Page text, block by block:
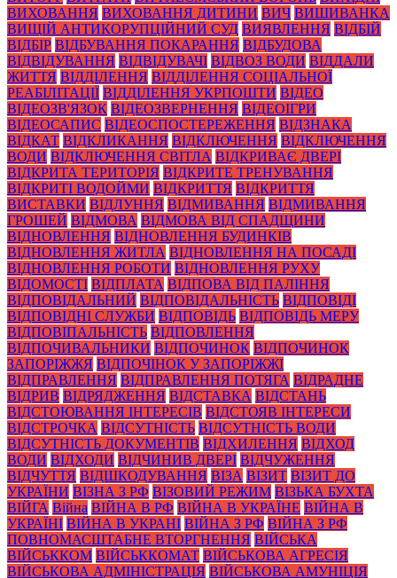
ВИХОВАННЯ ВИХОВАННЯ ДИТИНИ ВИЧ ВИШИВАНКА
ВИЩІЙ АНТИКОРУПЦІЙНИЙ СУД ВИЯВЛЕННЯ ВІДБІЙ
ВІДБІР ВІДБУВАННЯ ПОКАРАННЯ ВІДБУДОВА
ВІДВІДУВАННЯ ВІДВІДУВАЧІ ВІДВОЗ ВОДИ ВІДДАЛИ
ЖИТТЯ ВІДДІЛЕННЯ ВІДДІЛЕННЯ СОЦІАЛЬНОЇ
РЕАБІЛІТАЦІЇ ВІДДІЛЕННЯ УКРПОШТИ ВІДЕО
ВІДЕОЗВ'ЯЗОК ВІДЕОЗВЕРНЕННЯ ВІДЕОІГРИ
ВІДЕОСАПИС ВІДЕОСПОСТЕРЕЖЕННЯ ВІДЗНАКА
ВІДКАТ ВІДКЛИКАННЯ ВІДКЛЮЧЕННЯ ВІДКЛЮЧЕННЯ
ВОДИ ВІДКЛЮЧЕННЯ СВІТЛА ВІДКРИВАЄ ДВЕРІ
ВІДКРИТА ТЕРИТОРІЯ ВІДКРИТЕ ТРЕНУВАННЯ
ВІДКРИТІ ВОДОЙМИ ВІДКРИТТЯ ВІДКРИТТЯ
ВИСТАВКИ ВІДЛУННЯ ВІДМИВАННЯ ВІДМИВАННЯ
ГРОШЕЙ ВІДМОВА ВІДМОВА ВІД СПАДЩИНИ
ВІДНОВЛЕННЯ ВІДНОВЛЕННЯ БУДИНКІВ
ВІДНОВЛЕННЯ ЖИТЛА ВІДНОВЛЕННЯ НА ПОСАДІ
ВІДНОВЛЕННЯ РОБОТИ ВІДНОВЛЕННЯ РУХУ
ВІДОМОСТІ ВІДПЛАТА ВІДПОВА ВІД ПАЛІННЯ
ВІДПОВІДАЛЬНИЙ ВІДПОВІДАЛЬНІСТЬ ВІДПОВІДІ
ВІДПОВІДНІ СЛУЖБИ ВІДПОВІДЬ ВІДПОВІДЬ МЕРУ
ВІДПОВІПАЛЬНІСТЬ ВІДПОВЛЕННЯ
ВІДПОЧИВАЛЬНИКИ ВІДПОЧИНОК ВІДПОЧИНОК
ЗАПОРІЖЖЯ ВІДПОЧІНОК У ЗАПОРІЖЖІ
ВІДПРАВЛЕННЯ ВІДПРАВЛЕННЯ ПОТЯГА ВІДРАДНЕ
ВІДРИВ ВІДРЯДЖЕННЯ ВІДСТАВКА ВІДСТАНЬ
ВІДСТОЮВАННЯ ІНТЕРЕСІВ ВІДСТОЯВ ІНТЕРЕСИ
ВІДСТРОЧКА ВІДСУТНІСТЬ ВІДСУТНІСТЬ ВОДИ
ВІДСУТНІСТЬ ДОКУМЕНТІВ ВІДХИЛЕННЯ ВІДХОД
ВОДИ ВІДХОДИ ВІДЧИНИВ ДВЕРІ ВІДЧУЖЕННЯ
ВІДЧУТТЯ ВІДШКОДУВАННЯ ВІЗА ВІЗИТ ВІЗИТ ДО
УКРАЇНИ ВІЗНА З РФ ВІЗОВИЙ РЕЖИМ ВІЗЬКА БУХТА
ВІЙГА Війна ВІЙНА В РФ ВІЙНА В УКРАЇНЕ ВІЙНА В
УКРАЇНІ ВІЙНА В УКРАНІ ВІЙНА З РФ ВІЙНА З РФ
ПОВНОМАСШТАБНЕ ВТОРГНЕННЯ ВІЙСЬКА
ВІЙСЬККОМ ВІЙСЬККОМАТ ВІЙСЬКОВА АГРЕСІЯ
ВІЙСЬКОВА АДМІНІСТРАЦІЯ ВІЙСЬКОВА АМУНІЦІЯ